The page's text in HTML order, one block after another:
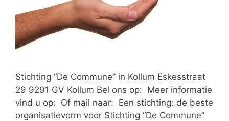
Stichting “De Commune” in Kollum Eskesstraat
29 9291 GV Kollum Bel ons op: Meer informatie
vind u op: Of mail naar: Een stichting: de beste
organisatievorm voor Stichting “De Commune”